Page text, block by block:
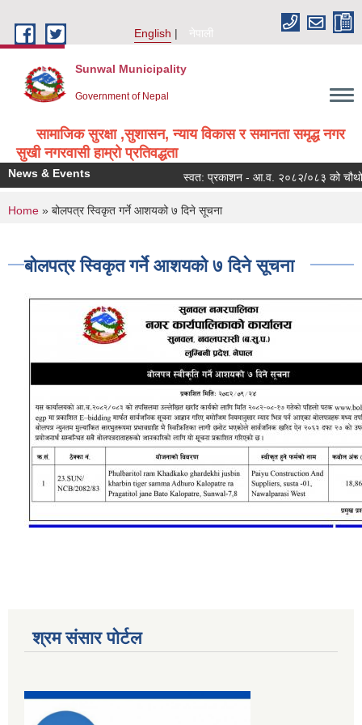
English
नेपाली
Sunwal Municipality
Government of Nepal
सामाजिक सुरक्षा ,सुशासन, न्याय विकास र समानता समृद्ध नगर
सुखी नगरवासी हाम्रो प्रतिवद्धता
News & Events स्वत: प्रकाशन - आ.व. २०८२/०८३ को चौथो
You are here
Home » बोलपत्र स्विकृत गर्ने आशयको ७ दिने सूचना
बोलपत्र स्विकृत गर्ने आशयको ७ दिने सूचना
श्रम संसार पोर्टल